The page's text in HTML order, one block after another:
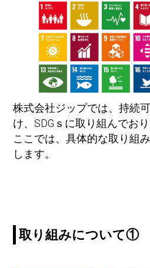
株式会社ジップでは、持続
け、SDGｓに取り組んでおり
ここでは、具体的な取り組
します。
取り組みについて①